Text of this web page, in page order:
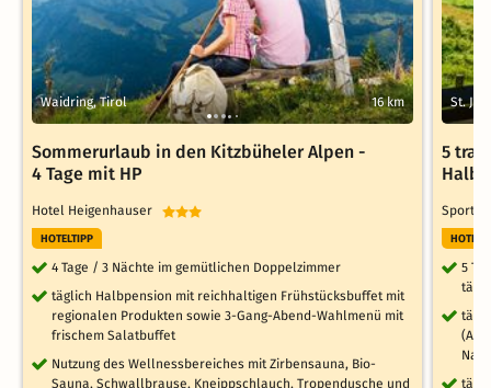
Waidring, Tirol 16 km
Sommerurlaub in den Kitzbüheler Alpen -
4 Tage mit HP
Hotel Heigenhauser
HOTELTIPP
4 Tage / 3 Nächte im gemütlichen Doppelzimmer
täglich Halbpension mit reichhaltigen Frühstücksbuffet mit
regionalen Produkten sowie 3-Gang-Abend-Wahlmenü mit
frischem Salatbuffet
Nutzung des Wellnessbereiches mit Zirbensauna, Bio-
Sauna, Schwallbrause, Kneippschlauch, Tropendusche und
St.
5
5